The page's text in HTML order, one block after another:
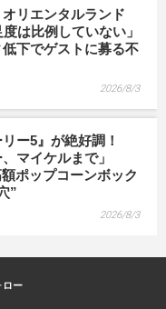
オリエンタルランド
は比例していない」
下でゲストに募る不
2026/8/3
ー5』が絶好調！
マイケルまで」
ポップコーンボック
”
2026/8/3
ロー